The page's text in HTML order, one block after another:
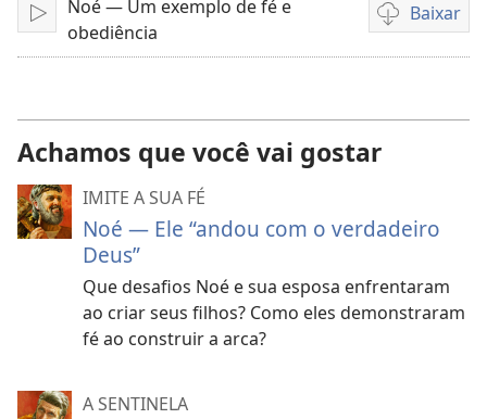
Reproduzir
Noé — Um exemplo de fé e
obediência
Baixar
Opções
de
Achamos que você vai gostar
IMITE A SUA FÉ
Noé — Ele “andou com o verdadeiro
Deus”
Que desafios Noé e sua esposa enfrentaram
ao criar seus filhos? Como eles demonstraram
fé ao construir a arca?
A SENTINELA